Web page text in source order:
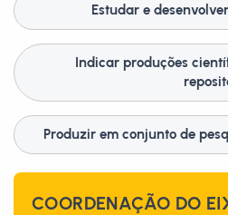
Estudar e
Indicar produções
Produzir em conjunto de
COORDENAÇÃO DO